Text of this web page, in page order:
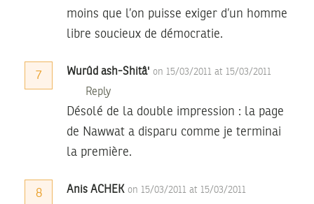
moins que l’on puisse exiger d’un homme
libre soucieux de démocratie.
7 Wurûd ash-Shitâ' on 15/03/2011 at 15/03/2011
Reply
Désolé de la double impression : la page
de Nawwat a disparu comme je terminai
la première.
8 Anis ACHEK on 15/03/2011 at 15/03/2011